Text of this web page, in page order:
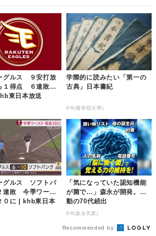
グルス ９安打放
１得点 ６連敗
東日本放送
学際的に読みたい「第一の
古典」日本書紀
PR(國學院大學)
グルス ソフトバ
連敗 今季ワース
０に | khb東日本
「気になっていた認知機能
が菌で…」森永が開発。感
動の70代続出
PR(森永乳業)
Recommended by